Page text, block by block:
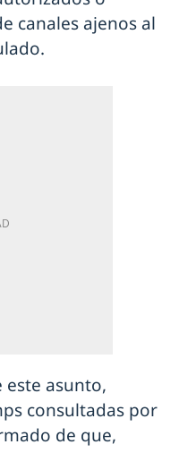
canales ajenos al
este asunto,
consultadas por
de que,